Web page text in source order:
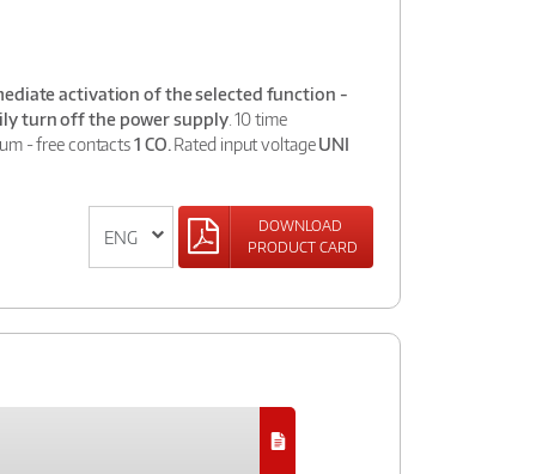
activation of the selected function -
turn off the power supply. 10 time
- free contacts1 CO. Rated input voltageUNI
DOWNLOAD
PRODUCT CARD